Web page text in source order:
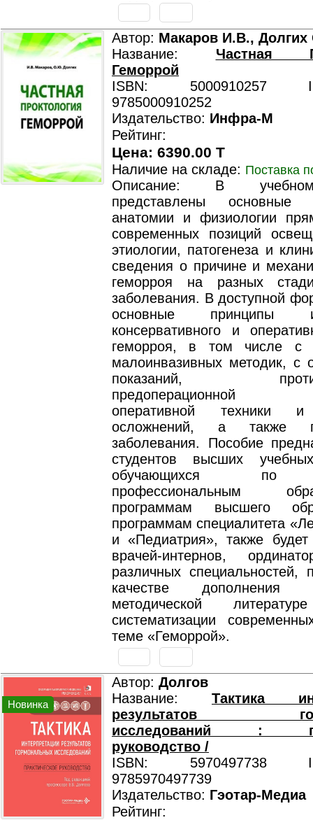
Автор: Макаров И.В.,
Название: Частная
Геморрой
ISBN: 5000910257
9785000910252
Издательство: Инфра-М
Рейтинг:
Цена: 6390.00 T
Наличие на складе: Поставка
Описание: В
представлены
анатомии и физиологии
современных позиций
этиологии, патогенеза и
сведения о причине и
геморроя на разных
заболевания. В доступной
основные принципы
консервативного и
геморроя, в том числе с
малоинвазивных методик, с
показаний,
предоперационной
оперативной техники
осложнений, а также
заболевания. Пособие
студентов высших
обучающихся по
профессиональным
программам высшего
программам специалитета
и «Педиатрия», также
врачей-интернов,
различных специальностей,
качестве
методической
систематизации
теме «Геморрой».
Новинка
Автор: Долгов
Название: Тактика
результатов
исследований :
руководство /
ISBN: 5970497738
9785970497739
Издательство: Гэотар-Медиа
Рейтинг: